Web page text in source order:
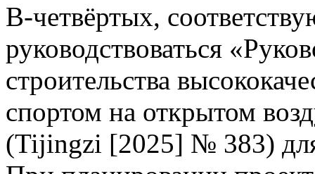
В-четвёртых,
руководствоваться
строительства
спортом на открытом
(Tijingzi [2025] № 383) для